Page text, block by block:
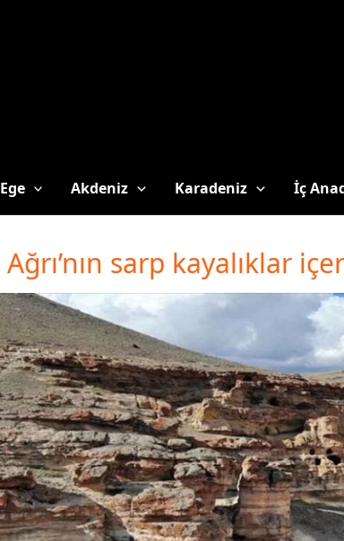
Ege Akdeniz Karadeniz İç
Ağrı’nın sarp kayalıklar